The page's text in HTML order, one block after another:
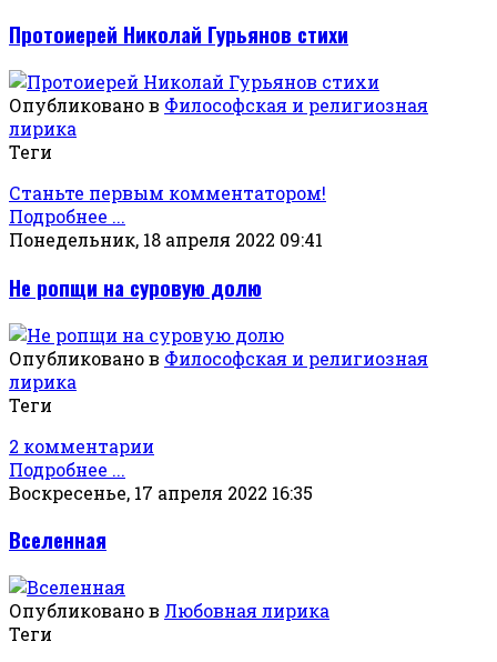
Протоиерей Николай Гурьянов стихи
Опубликовано в Философская и религиозная
лирика
Теги
Станьте первым комментатором!
Подробнее ...
Понедельник, 18 апреля 2022 09:41
Не ропщи на суровую долю
Опубликовано в Философская и религиозная
лирика
Теги
2 комментарии
Подробнее ...
Воскресенье, 17 апреля 2022 16:35
Вселенная
Опубликовано в Любовная лирика
Теги